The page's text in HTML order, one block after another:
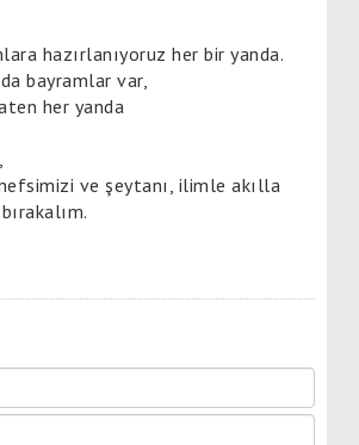
hazırlanıyoruz her bir yanda.
bayramlar var,
her yanda
ve şeytanı, ilimle akılla